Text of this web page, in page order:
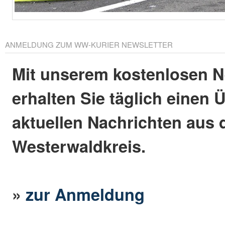
ANMELDUNG ZUM WW-KURIER NEWSLETTER
Mit unserem kostenlosen
erhalten Sie täglich einen
aktuellen Nachrichten aus
Westerwaldkreis.
»zur Anmeldung